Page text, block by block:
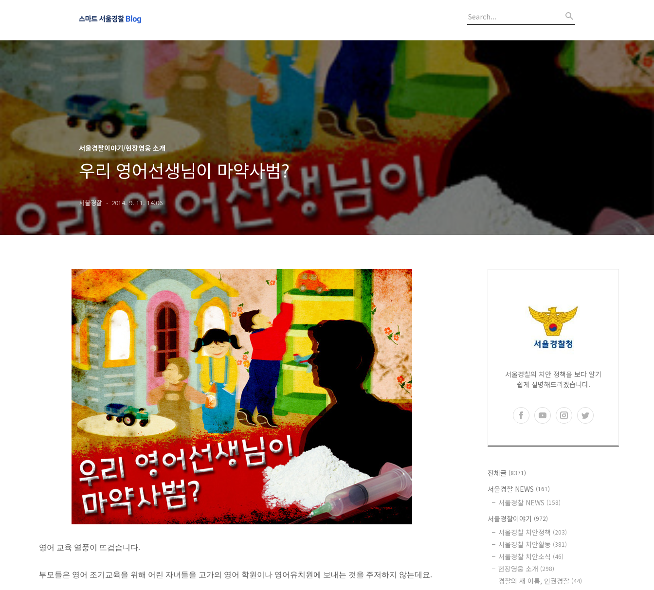
서울경찰이야기/현장영웅 소개
우리 영어선생님이 마약사범?
서울경찰 2014. 9. 11. 14:06
영어 교육 열풍이 뜨겁습니다.
부모들은 영어 조기교육을 위해 어린 자녀들을 고가의 영어 학원이나 영어유치원에 보내는 것을 주저하지 않는데요.
서울경찰의 치안 정책을 보다 알기
쉽게 설명해드리겠습니다.
전체글 (8371)
서울경찰 NEWS (161)
서울경찰 NEWS (158)
서울경찰이야기 (972)
서울경찰 치안정책 (203)
서울경찰 치안활동 (381)
서울경찰 치안소식 (46)
현장영웅 소개 (298)
경찰의 새 이름, 인권경찰 (44)